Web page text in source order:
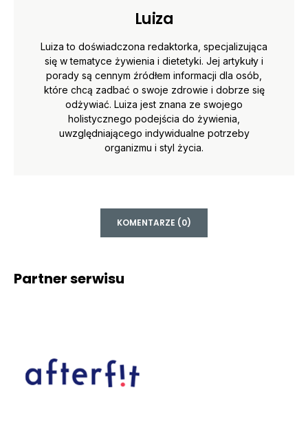
Luiza
Luiza to doświadczona redaktorka, specjalizująca
się w tematyce żywienia i dietetyki. Jej artykuły i
porady są cennym źródłem informacji dla osób,
które chcą zadbać o swoje zdrowie i dobrze się
odżywiać. Luiza jest znana ze swojego
holistycznego podejścia do żywienia,
uwzględniającego indywidualne potrzeby
organizmu i styl życia.
KOMENTARZE (0)
Partner serwisu